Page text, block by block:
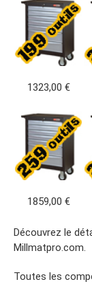
1323,00 €
1859,00 €
Découvrez le
Millmatpro.com.
Toutes les